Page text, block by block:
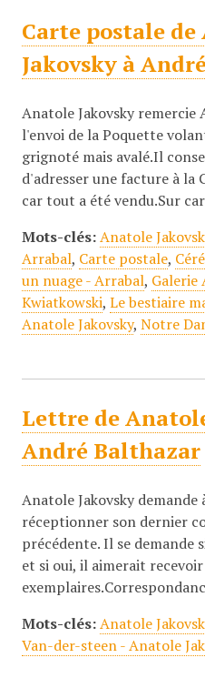
Carte postale
Jakovsky à
Anatole Jakovsky
l'envoi de la Poquette
grignoté mais avalé.Il
d'adresser une facture à la
car tout a été vendu.Sur
Mots-clés: Anatole
Arrabal, Carte postale,
un nuage - Arrabal, Galerie
Kwiatkowski, Le bestiaire
Anatole Jakovsky, Notre
Lettre de
André Balthazar
Anatole Jakovsky
réceptionner son dernier
précédente. Il se demande
et si oui, il aimerait
Mots-clés: Anatole
Van-der-steen - Anatole